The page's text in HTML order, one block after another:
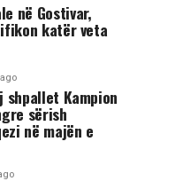
në Gostivar,
katër veta
Kampion
sërish
në majën e